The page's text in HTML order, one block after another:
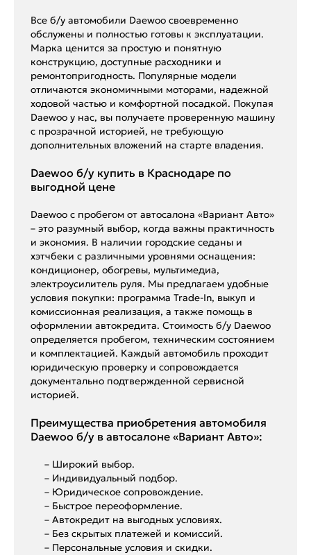
Все б/у автомобили Daewoo своевременно
обслужены и полностью готовы к эксплуатации.
Марка ценится за простую и понятную
конструкцию, доступные расходники и
ремонтопригодность. Популярные модели
отличаются экономичными моторами, надежной
ходовой частью и комфортной посадкой. Покупая
Daewoo у нас, вы получаете проверенную машину
с прозрачной историей, не требующую
дополнительных вложений на старте владения.
Daewoo б/у купить в Краснодаре по
выгодной цене
Daewoo с пробегом от автосалона «Вариант Авто»
– это разумный выбор, когда важны практичность
и экономия. В наличии городские седаны и
хэтчбеки с различными уровнями оснащения:
кондиционер, обогревы, мультимедиа,
электроусилитель руля. Мы предлагаем удобные
условия покупки: программа Trade-In, выкуп и
комиссионная реализация, а также помощь в
оформлении автокредита. Стоимость б/у Daewoo
определяется пробегом, техническим состоянием
и комплектацией. Каждый автомобиль проходит
юридическую проверку и сопровождается
документально подтвержденной сервисной
историей.
Преимущества приобретения автомобиля
Daewoo б/у в автосалоне «Вариант Авто»:
– Широкий выбор.
– Индивидуальный подбор.
– Юридическое сопровождение.
– Быстрое переоформление.
– Автокредит на выгодных условиях.
– Без скрытых платежей и комиссий.
– Персональные условия и скидки.